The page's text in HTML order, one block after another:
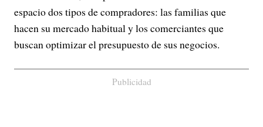
espacio dos tipos de compradores: las familias que
hacen su mercado habitual y los comerciantes que
buscan optimizar el presupuesto de sus negocios.
Publicidad